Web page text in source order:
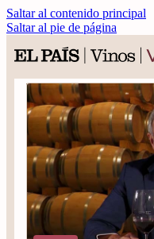
Saltar al contenido principal
Saltar al pie de página